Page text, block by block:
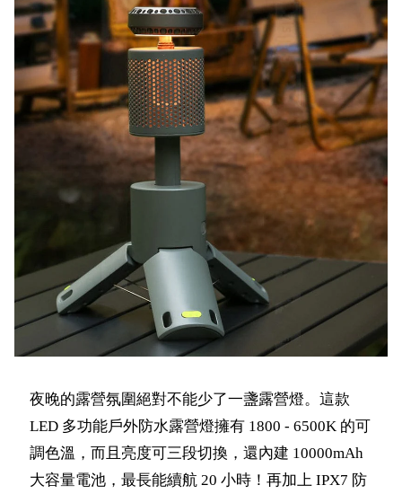
夜晚的露營氛圍絕對不能少了一盞露營燈。這款
LED 多功能戶外防水露營燈擁有 1800 - 6500K 的可
調色溫，而且亮度可三段切換，還內建 10000mAh
大容量電池，最長能續航 20 小時！再加上 IPX7 防